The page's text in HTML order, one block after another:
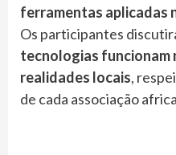
ferramentas aplicadas
Os participantes
tecnologias funcionam
realidades locais,
de cada associação